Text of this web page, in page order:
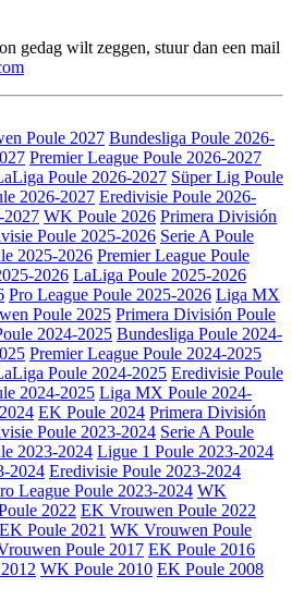
gedag wilt zeggen, stuur dan een mail
Poule 2027 Bundesliga Poule 2026-
Premier League Poule 2026-2027
Poule 2026-2027 Süper Lig Poule
2026-2027 Eredivisie Poule 2026-
WK Poule 2026 Primera División
Poule 2025-2026 Serie A Poule
2025-2026 Premier League Poule
2026 LaLiga Poule 2025-2026
Pro League Poule 2025-2026 Liga MX
Poule 2025 Primera División Poule
2024-2025 Bundesliga Poule 2024-
Premier League Poule 2024-2025
Poule 2024-2025 Eredivisie Poule
2024-2025 Liga MX Poule 2024-
EK Poule 2024 Primera División
Poule 2023-2024 Serie A Poule
2023-2024 Ligue 1 Poule 2023-2024
2024 Eredivisie Poule 2023-2024
League Poule 2023-2024 WK
2022 EK Vrouwen Poule 2022
EK Poule 2021 WK Vrouwen Poule
Poule 2017 EK Poule 2016
WK Poule 2010 EK Poule 2008